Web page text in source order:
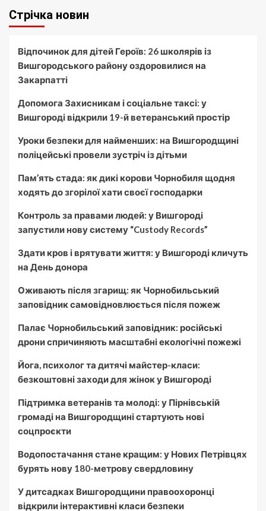
Стрічка новин
Відпочинок для дітей Героїв: 26 школярів із
Вишгородського району оздоровилися на
Закарпатті
Допомога Захисникам і соціальне таксі: у
Вишгороді відкрили 19-й ветеранський простір
Уроки безпеки для найменших: на Вишгородщині
поліцейські провели зустріч із дітьми
Пам’ять стада: як дикі корови Чорнобиля щодня
ходять до згорілої хати своєї господарки
Контроль за правами людей: у Вишгороді
запустили нову систему “Custody Records”
Здати кров і врятувати життя: у Вишгороді кличуть
на День донора
Оживають після згарищ: як Чорнобильський
заповідник самовідновлюється після пожеж
Палає Чорнобильський заповідник: російські
дрони спричиняють масштабні екологічні пожежі
Йога, психолог та дитячі майстер-класи:
безкоштовні заходи для жінок у Вишгороді
Підтримка ветеранів та молоді: у Пірнівській
громаді на Вишгородщині стартують нові
соцпроєкти
Водопостачання стане кращим: у Нових Петрівцях
бурять нову 180-метрову свердловину
У дитсадках Вишгородщини правоохоронці
відкрили інтерактивні класи безпеки